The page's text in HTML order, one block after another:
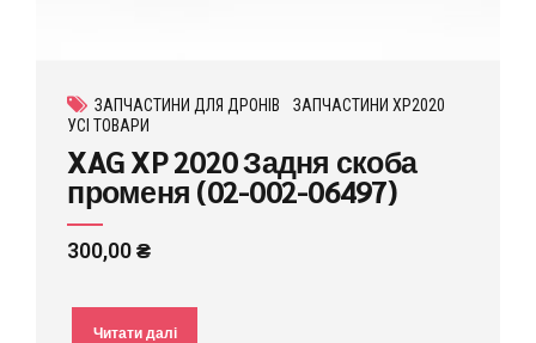
ЗАПЧАСТИНИ ДЛЯ ДРОНІВ
ЗАПЧАСТИНИ XP2020
УСІ ТОВАРИ
XAG XP 2020 Задня скоба
променя (02-002-06497)
300,00₴
Читати далі